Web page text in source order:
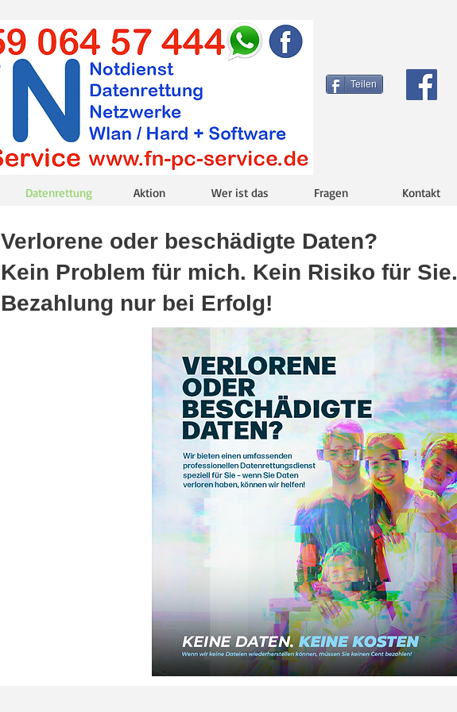
Teilen
Datenrettung Aktion Wer ist das Fragen Kontakt
Verlorene oder beschädigte Daten?
Kein Problem für mich. Kein Risiko für Sie.
Bezahlung nur bei Erfolg!